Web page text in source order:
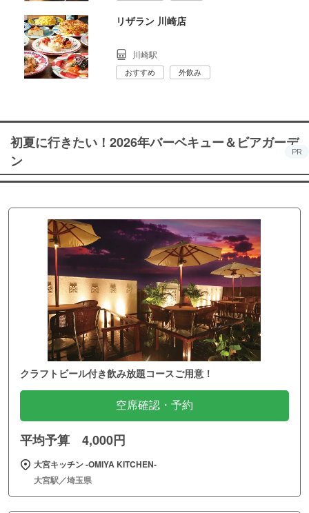
リザラン 川崎店
川崎駅
おすすめ 外飲み
初夏に行きたい！2026年バーベキュー＆ビアガーデ
ン
PR
クラフトビール付き飲み放題コースご用意！
空席確認・予約
平均予算 4,000円
大宮キッチン ‐OMIYA KITCHEN‐
大宮駅／埼玉県